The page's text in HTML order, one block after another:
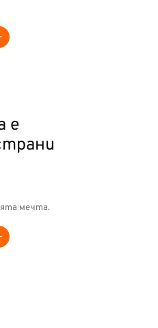
е
мечта.